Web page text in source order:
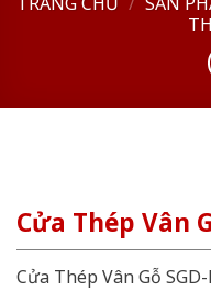
Cửa Thép Vân
Cửa Thép Vân Gỗ